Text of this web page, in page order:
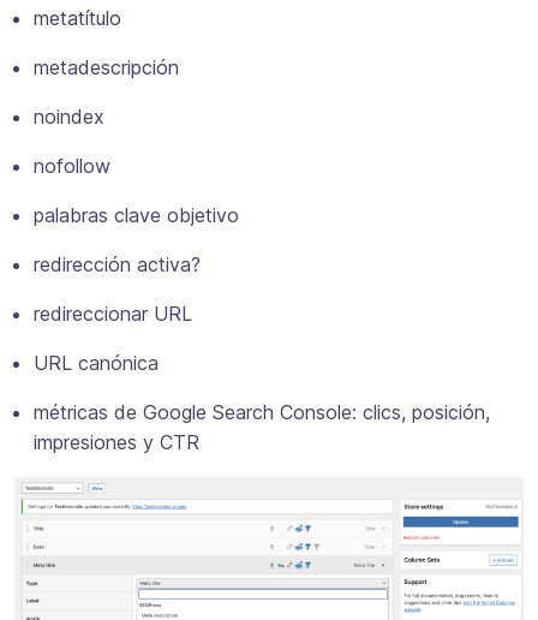
metatítulo
metadescripción
noindex
nofollow
palabras clave objetivo
redirección activa?
redireccionar URL
URL canónica
métricas de Google Search Console: clics, posición,
impresiones y CTR